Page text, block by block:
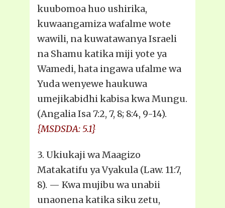
kuubomoa huo ushirika,
kuwaangamiza wafalme wote
wawili, na kuwatawanya Israeli
na Shamu katika miji yote ya
Wamedi, hata ingawa ufalme wa
Yuda wenyewe haukuwa
umejikabidhi kabisa kwa Mungu.
(Angalia Isa 7:2, 7, 8; 8:4, 9-14).
{MSDSDA: 5.1}
3. Ukiukaji wa Maagizo
Matakatifu ya Vyakula (Law. 11:7,
8). — Kwa mujibu wa unabii
unaonena katika siku zetu,